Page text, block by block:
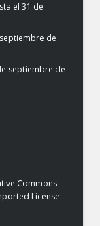
el 31 de
de
septiembre de
Commons
License.